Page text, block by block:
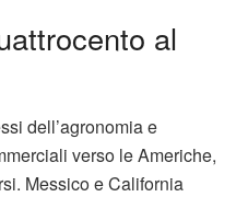
al
dell’agronomia e
verso le Americhe,
Messico e California